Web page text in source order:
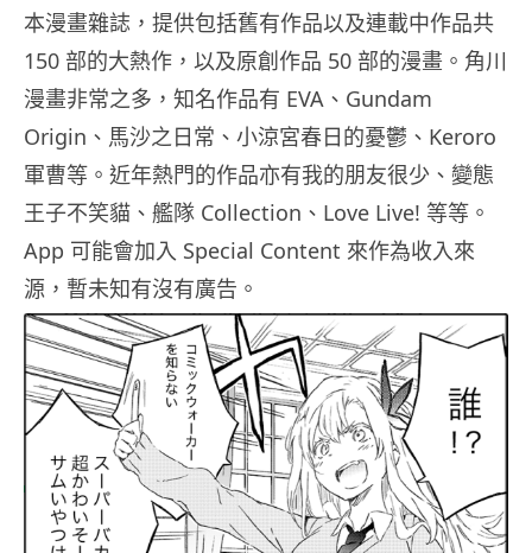
本漫畫雜誌，提供包括舊有作品以及連載中作品共
150 部的大熱作，以及原創作品 50 部的漫畫。角川
漫畫非常之多，知名作品有 EVA、Gundam
Origin、馬沙之日常、小涼宮春日的憂鬱、Keroro
軍曹等。近年熱門的作品亦有我的朋友很少、變態
王子不笑貓、艦隊 Collection、Love Live! 等等。
App 可能會加入 Special Content 來作為收入來
源，暫未知有沒有廣告。